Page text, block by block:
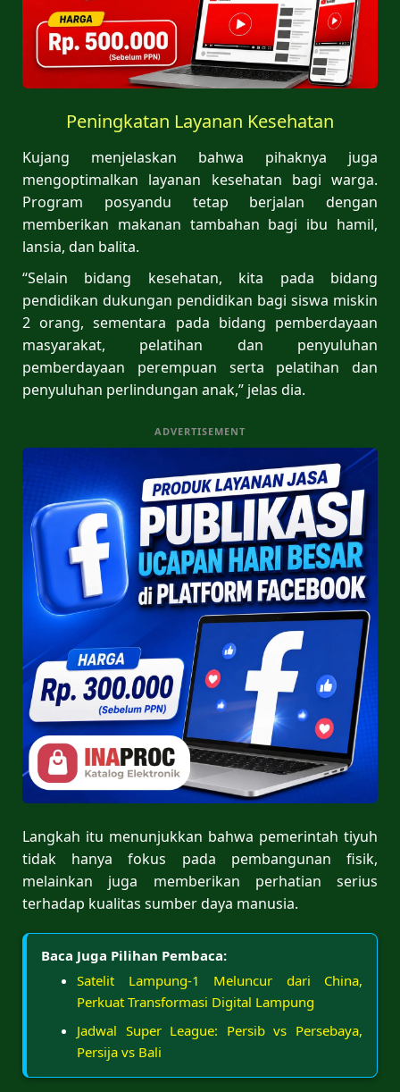
Peningkatan Layanan Kesehatan
Kujang menjelaskan bahwa pihaknya juga
mengoptimalkan layanan kesehatan bagi warga.
Program posyandu tetap berjalan dengan
memberikan makanan tambahan bagi ibu hamil,
lansia, dan balita.
“Selain bidang kesehatan, kita pada bidang
pendidikan dukungan pendidikan bagi siswa miskin
2 orang, sementara pada bidang pemberdayaan
masyarakat, pelatihan dan penyuluhan
pemberdayaan perempuan serta pelatihan dan
penyuluhan perlindungan anak,” jelas dia.
ADVERTISEMENT
Langkah itu menunjukkan bahwa pemerintah tiyuh
tidak hanya fokus pada pembangunan fisik,
melainkan juga memberikan perhatian serius
terhadap kualitas sumber daya manusia.
Baca Juga Pilihan Pembaca:
Satelit Lampung-1 Meluncur dari China,
Perkuat Transformasi Digital Lampung
Jadwal Super League: Persib vs Persebaya,
Persija vs Bali